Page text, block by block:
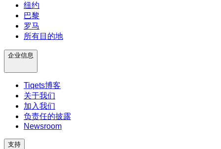
纽约
巴黎
罗马
所有目的地
企业信息
Tiqets博客
关于我们
加入我们
负责任的披露
Newsroom
支持